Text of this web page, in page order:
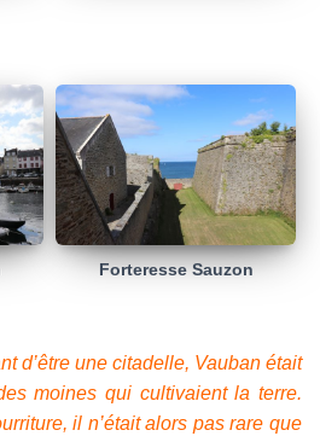
Forteresse Sauzon
d’être une citadelle, Vauban était
moines qui cultivaient la terre.
il n’était alors pas rare que